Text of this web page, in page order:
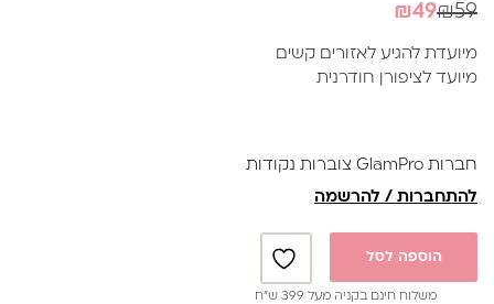
₪59
המחיר
היה:
₪49
המחיר
הוא:
מיועדת להגיע לאזורים קשים
מיועד לציפורן חודרנית
חברות GlamPro צוברות נקודות
להתחברות / להרשמה
הוספה לסל
משלוח חינם בקניה מעל 399 ש”ח